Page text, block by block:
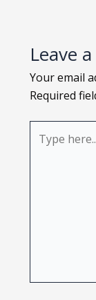
Leave
Your email
Required
here..